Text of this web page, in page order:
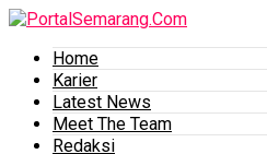
Home
Karier
Latest News
Meet The Team
Redaksi